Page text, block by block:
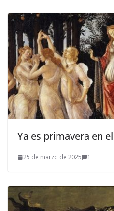
Ya es primavera en
25 de marzo de 2025 1